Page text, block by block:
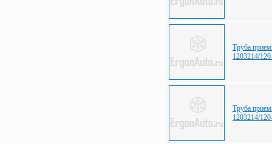
Труба
1203214/
Труба
1203214/